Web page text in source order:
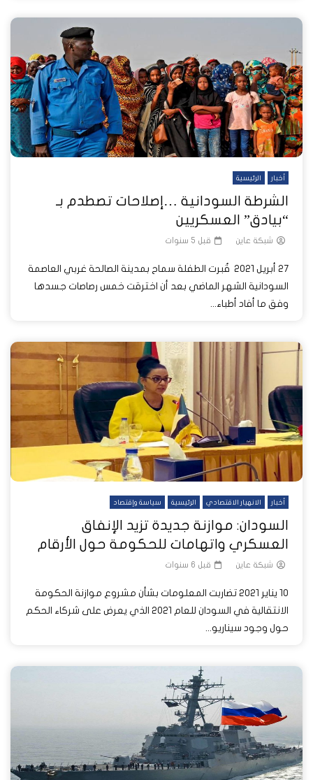
أخبار الرئيسية
الشرطة السودانية …إصلاحات تصطدم بـ
“بيادق” العسكريين
شبكة عاين قبل 5 سنوات
27 أبريل 2021 قُبرت الطفلة سماح بمدينة الصالحة غربي العاصمة
السودانية الشهر الماضي بعد أن اخترقت خمس رصاصات جسدها
وفق ما أفاد أطباء...
أخبار الانهيار الاقتصادي الرئيسية سياسة وإقتصاد
السودان: موازنة جديدة تزيد الإنفاق
العسكري واتهامات للحكومة حول الأرقام
شبكة عاين قبل 6 سنوات
10 يناير 2021 تضاربت المعلومات بشأن مشروع موازنة الحكومة
الانتقالية في السودان للعام 2021 الذي يعرض على شركاء الحكم
حول وجود سيناريو...